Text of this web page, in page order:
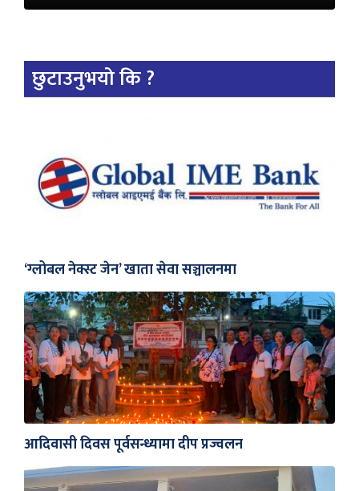
छुटाउनुभयो कि ?
‘ग्लोबल नेक्स्ट जेन’ खाता सेवा सञ्चालनमा
आदिवासी दिवस पूर्वसन्ध्यामा दीप प्रज्वलन